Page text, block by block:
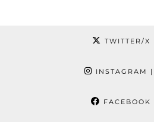
TWITTER/X
INSTAGRAM
FACEBOOK